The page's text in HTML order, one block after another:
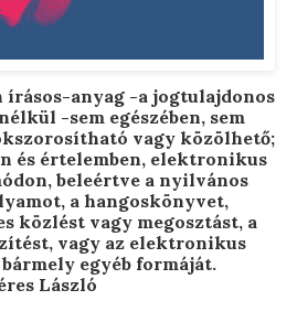
írásos-anyag -a jogtulajdonos
-sem egészében, sem
vagy közölhető;
és értelemben, elektronikus
beleértve a nyilvános
a hangoskönyvet,
közlést vagy megosztást, a
vagy az elektronikus
egyéb formáját.
László